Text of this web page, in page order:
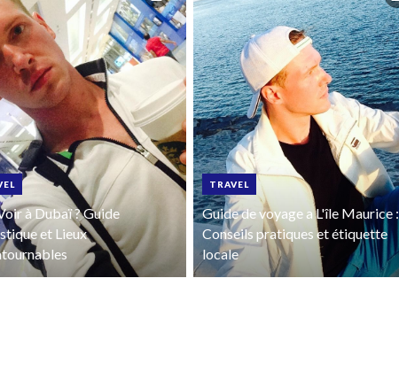
à Dubaï ? Guide
et Lieux
TRAVEL
Guide de voyage a L'île Maurice :
Conseils pratiques et étiquette
locale